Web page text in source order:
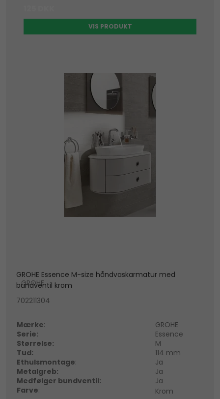
VIS PRODUKT
GROHE Essence M-size håndvaskarmatur med
bundventil krom
GROHE
702211304
Mærke:
GROHE
Serie:
Essence
Størrelse:
M
Tud:
114 mm
Ethulsmontage:
Ja
Metalgreb:
Ja
Medfølger bundventil:
Ja
Farve:
Krom